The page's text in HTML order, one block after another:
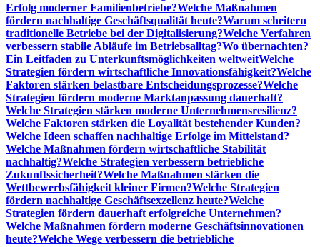
Erfolg moderner Familienbetriebe?Welche Maßnahmen
fördern nachhaltige Geschäftsqualität heute?Warum scheitern
traditionelle Betriebe bei der Digitalisierung?Welche Verfahren
verbessern stabile Abläufe im Betriebsalltag?Wo übernachten?
Ein Leitfaden zu Unterkunftsmöglichkeiten weltweitWelche
Strategien fördern wirtschaftliche Innovationsfähigkeit?Welche
Faktoren stärken belastbare Entscheidungsprozesse?Welche
Strategien fördern moderne Marktanpassung dauerhaft?
Welche Strategien stärken moderne Unternehmensresilienz?
Welche Faktoren stärken die Loyalität bestehender Kunden?
Welche Ideen schaffen nachhaltige Erfolge im Mittelstand?
Welche Maßnahmen fördern wirtschaftliche Stabilität
nachhaltig?Welche Strategien verbessern betriebliche
Zukunftssicherheit?Welche Maßnahmen stärken die
Wettbewerbsfähigkeit kleiner Firmen?Welche Strategien
fördern nachhaltige Geschäftsexzellenz heute?Welche
Strategien fördern dauerhaft erfolgreiche Unternehmen?
Welche Maßnahmen fördern moderne Geschäftsinnovationen
heute?Welche Wege verbessern die betriebliche